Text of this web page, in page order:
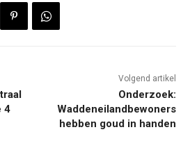
4
Volgend artikel
Onderzoek:
Waddeneilandbewoners
hebben goud in handen